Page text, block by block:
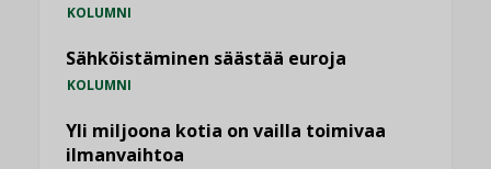
KOLUMNI
Sähköistäminen säästää euroja
KOLUMNI
Yli miljoona kotia on vailla toimivaa
ilmanvaihtoa